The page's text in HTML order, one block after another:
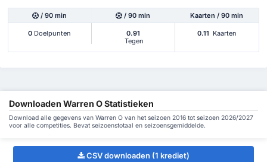
/ 90 min / 90 min Kaarten / 90 min
0 Doelpunten
0.91
Tegen
0.11 Kaarten
Downloaden Warren O Statistieken
Download alle gegevens van Warren O van het seizoen 2016 tot seizoen 2026/2027
voor alle competities. Bevat seizoenstotaal en seizoensgemiddelde.
CSV downloaden (1 krediet)